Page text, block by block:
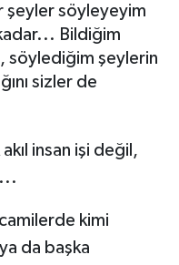
şeyler söyleyeyim
Bildiğim
söylediğim şeylerin
sizler de
insan işi değil,
kimi
da başka